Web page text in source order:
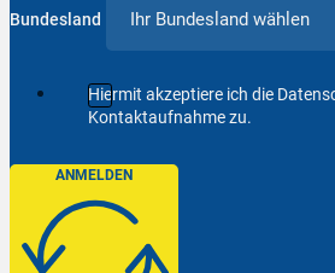
Bundesland
Hiermit akzeptiere ich die
Kontaktaufnahme zu.
ANMELDEN